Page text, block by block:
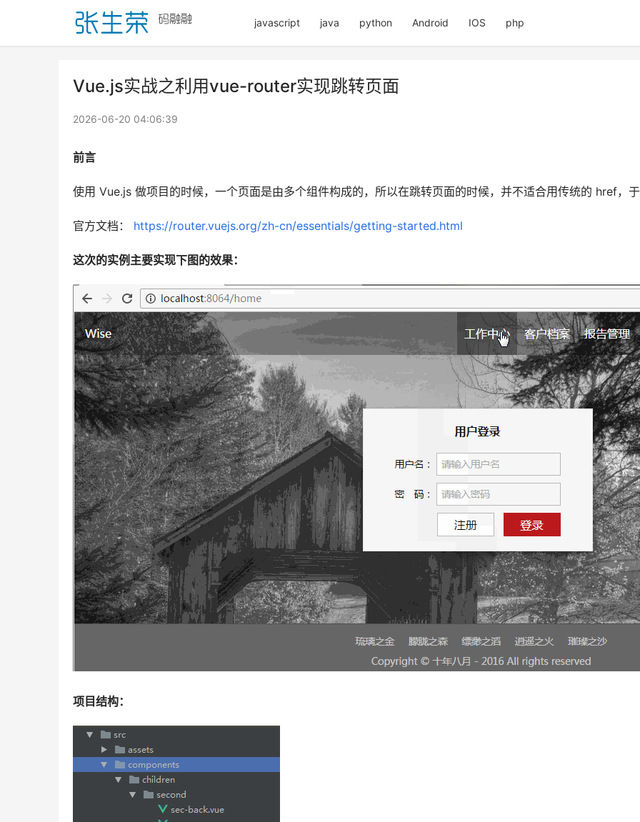
javascript java python Android IOS php
Vue.js实战之利用vue-router实现跳转页面
2026-06-20 04:06:39
前言
使用 Vue.js 做项目的时候，一个页面是由多个组件构成的，所以在跳转页面的时候，并不适合用传统的 href，
官方文档： https://router.vuejs.org/zh-cn/essentials/getting-started.html
这次的实例主要实现下图的效果：
项目结构：